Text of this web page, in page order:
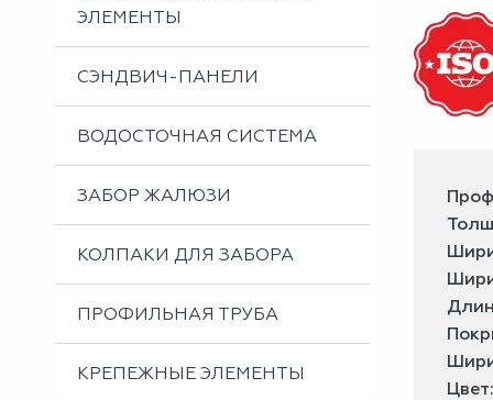
ЭЛЕМЕНТЫ
СЭНДВИЧ-ПАНЕЛИ
ВОДОСТОЧНАЯ СИСТЕМА
ЗАБОР ЖАЛЮЗИ
КОЛПАКИ ДЛЯ ЗАБОРА
ПРОФИЛЬНАЯ ТРУБА
КРЕПЕЖНЫЕ ЭЛЕМЕНТЫ